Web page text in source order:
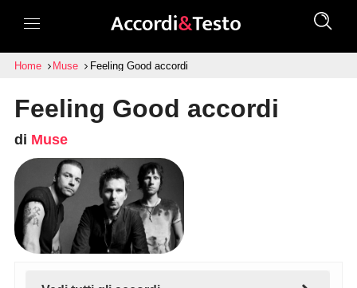
Home Muse Feeling Good accordi
Feeling Good accordi
di Muse